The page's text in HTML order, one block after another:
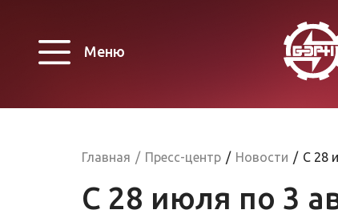
Меню
Главная / Пресс-центр / Новости / C 28
C 28 июля по 3